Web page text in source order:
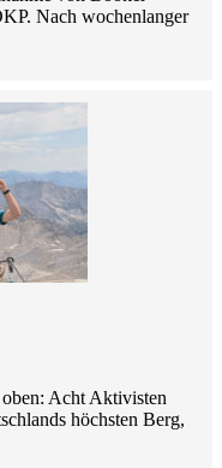
Nach wochenlanger
Acht Aktivisten
höchsten Berg,